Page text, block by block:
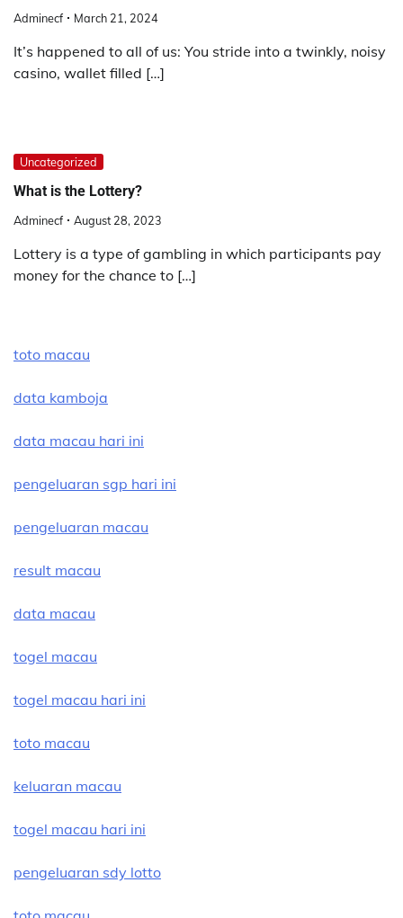
Adminecf March 21, 2024
It’s happened to all of us: You stride into a twinkly, noisy
casino, wallet filled […]
Uncategorized
What is the Lottery?
Adminecf August 28, 2023
Lottery is a type of gambling in which participants pay
money for the chance to […]
toto macau
data kamboja
data macau hari ini
pengeluaran sgp hari ini
pengeluaran macau
result macau
data macau
togel macau
togel macau hari ini
toto macau
keluaran macau
togel macau hari ini
pengeluaran sdy lotto